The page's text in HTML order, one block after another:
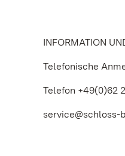
INFORMATION
Telefonische
Telefon +49(0)62
service@schloss-